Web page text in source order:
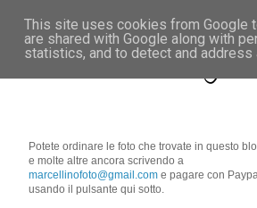
Marcellino
Potete ordinare le foto che trovate in questo
e molte altre ancora scrivendo a
marcellinofoto@gmail.com e pagare con
usando il pulsante qui sotto.
This site uses cookies from Google
are shared with Google along with
statistics, and to detect and address